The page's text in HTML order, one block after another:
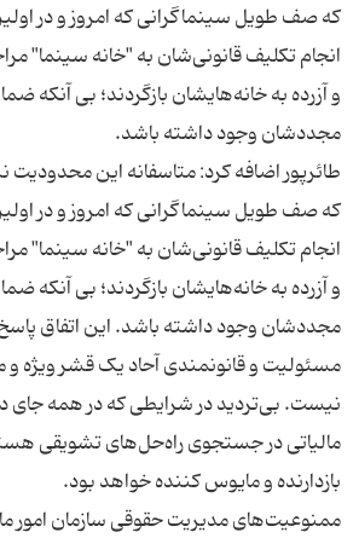
که صف طویل سینماگرانی که امروز و در
انجام تکلیف قانونی‌شان به "خانه سینما"
و آزرده به خانه‌هایشان بازگردند؛ بی آنکه
طائرپور اضافه کرد: متاسفانه این
که صف طویل سینماگرانی که امروز و در
انجام تکلیف قانونی‌شان به "خانه سینما"
و آزرده به خانه‌هایشان بازگردند؛ بی آنکه
مجددشان وجود داشته باشد. این اتفاق
مسئولیت و قانونمندی آحاد یک قشر ویژه و
نیست. بی‌تردید در شرایطی که در همه جای
مالیاتی در جستجوی راه‌حل‌های تشویقی
ممنوعیت‌های مدیریت حقوقی سازمان امور